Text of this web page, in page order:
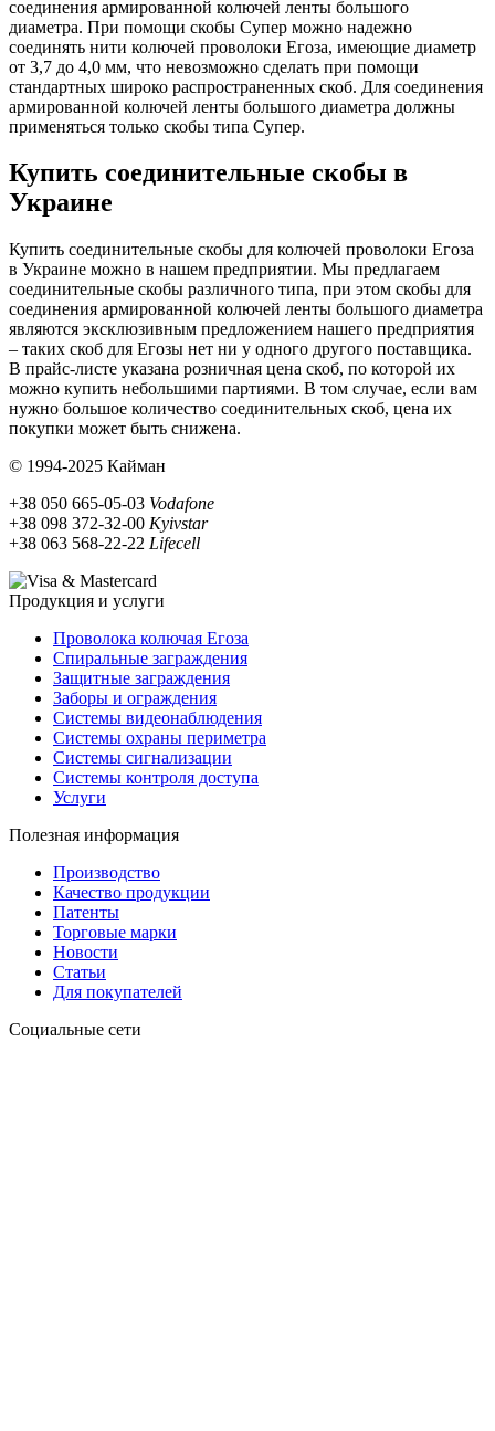
соединения армированной колючей ленты большого
диаметра. При помощи скобы Супер можно надежно
соединять нити колючей проволоки Егоза, имеющие диаметр
от 3,7 до 4,0 мм, что невозможно сделать при помощи
стандартных широко распространенных скоб. Для соединения
армированной колючей ленты большого диаметра должны
применяться только скобы типа Супер.
Купить соединительные скобы в
Украине
Купить соединительные скобы для колючей проволоки Егоза
в Украине можно в нашем предприятии. Мы предлагаем
соединительные скобы различного типа, при этом скобы для
соединения армированной колючей ленты большого диаметра
являются эксклюзивным предложением нашего предприятия
– таких скоб для Егозы нет ни у одного другого поставщика.
В прайс-листе указана розничная цена скоб, по которой их
можно купить небольшими партиями. В том случае, если вам
нужно большое количество соединительных скоб, цена их
покупки может быть снижена.
© 1994-2025 Кайман
+38 050 665-05-03 Vodafone
+38 098 372-32-00 Kyivstar
+38 063 568-22-22 Lifecell
Продукция и услуги
Проволока колючая Егоза
Спиральные заграждения
Защитные заграждения
Заборы и ограждения
Системы видеонаблюдения
Системы охраны периметра
Системы сигнализации
Системы контроля доступа
Услуги
Полезная информация
Производство
Качество продукции
Патенты
Торговые марки
Новости
Статьи
Для покупателей
Социальные сети